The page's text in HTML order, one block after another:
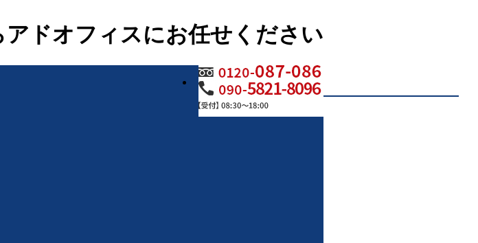
ドオフィスにお任せください
金解説対応②オーナー向け
金解説対応
ルミ樹脂改修事例紹介